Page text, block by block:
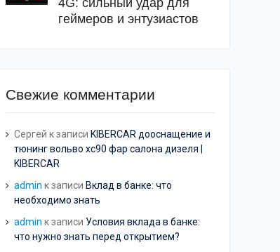
4G: сильный удар для
геймеров и энтузиастов
Свежие комментарии
Сергей к записи KIBERCAR дооснащение и
тюнинг вольво хс90 фар салона дизеля |
KIBERCAR
admin к записи Вклад в банке: что
необходимо знать
admin к записи Условия вклада в банке:
что нужно знать перед открытием?